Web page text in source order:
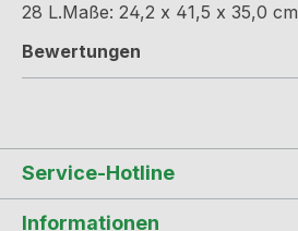
28 L.Maße: 24,2 x 41,5 x 35,0 cm
Bewertungen
Service-Hotline
Informationen